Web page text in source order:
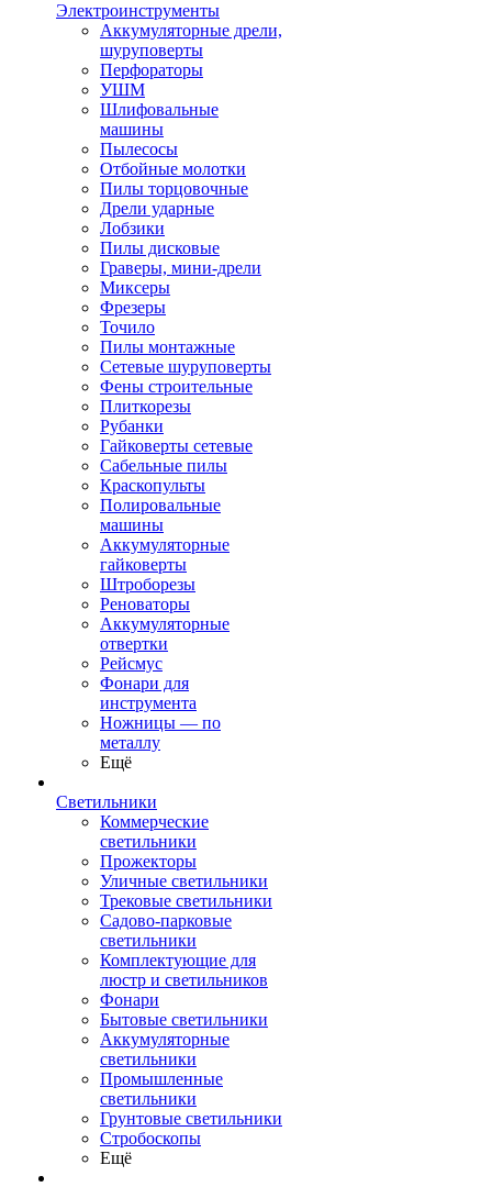
Электроинструменты
Аккумуляторные дрели,
шуруповерты
Перфораторы
УШМ
Шлифовальные
машины
Пылесосы
Отбойные молотки
Пилы торцовочные
Дрели ударные
Лобзики
Пилы дисковые
Граверы, мини-дрели
Миксеры
Фрезеры
Точило
Пилы монтажные
Сетевые шуруповерты
Фены строительные
Плиткорезы
Рубанки
Гайковерты сетевые
Сабельные пилы
Краскопульты
Полировальные
машины
Аккумуляторные
гайковерты
Штроборезы
Реноваторы
Аккумуляторные
отвертки
Рейсмус
Фонари для
инструмента
Ножницы — по
металлу
Ещё
Светильники
Коммерческие
светильники
Прожекторы
Уличные светильники
Трековые светильники
Садово-парковые
светильники
Комплектующие для
люстр и светильников
Фонари
Бытовые светильники
Аккумуляторные
светильники
Промышленные
светильники
Грунтовые светильники
Стробоскопы
Ещё